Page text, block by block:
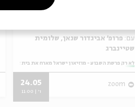
עם: פרופ' אביגדור שנאן, שלומית
שטיינברג
מתוך:
לא רק פרשת השבוע - מוזיאון ישראל מארח את בית אבי חי
zoom
24.05
ו' | 11:00